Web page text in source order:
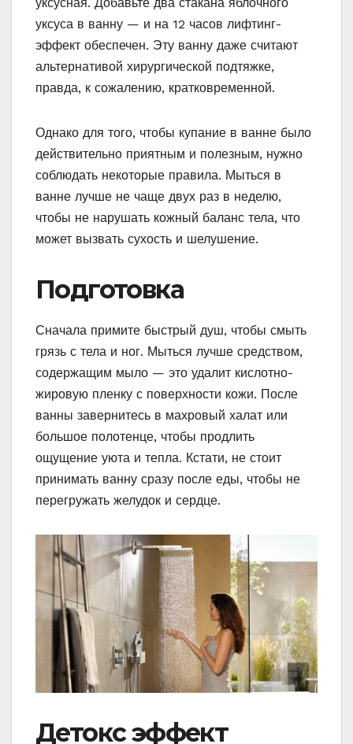
уксуса в ванну — и на 12 часов лифтинг-
эффект обеспечен. Эту ванну даже считают
альтернативой хирургической подтяжке,
правда, к сожалению, кратковременной.
Однако для того, чтобы купание в ванне было
действительно приятным и полезным, нужно
соблюдать некоторые правила. Мыться в
ванне лучше не чаще двух раз в неделю,
чтобы не нарушать кожный баланс тела, что
может вызвать сухость и шелушение.
Подготовка
Сначала примите быстрый душ, чтобы смыть
грязь с тела и ног. Мыться лучше средством,
содержащим мыло — это удалит кислотно-
жировую пленку с поверхности кожи. После
ванны завернитесь в махровый халат или
большое полотенце, чтобы продлить
ощущение уюта и тепла. Кстати, не стоит
принимать ванну сразу после еды, чтобы не
перегружать желудок и сердце.
Детокс эффект